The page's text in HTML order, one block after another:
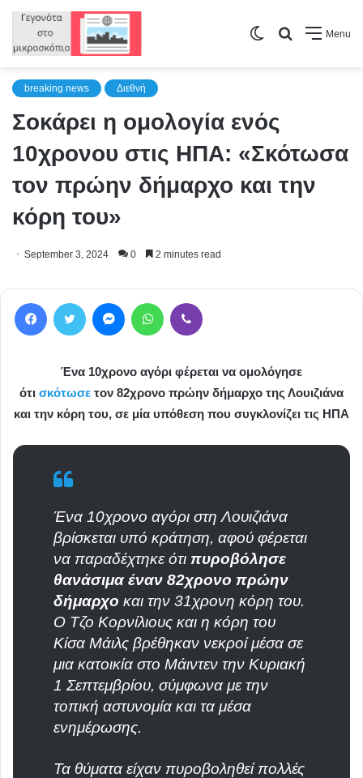
Menu
Search
Switch
breaking news Διεθνή
Σοκάρει η ομολογία ενός
10χρονου στις ΗΠΑ: «Σκότωσα
τον πρώην δήμαρχο και την
κόρη του»
September 3, 2024 0 2 minutes read
Ένα 10χρονο αγόρι φέρεται να ομολόγησε
ότι σκότωσε τον 82χρονο πρώην δήμαρχο της Λουιζιάνα
και την κόρη του, σε μία υπόθεση που συγκλονίζει τις ΗΠΑ
Ένα 10χρονο αγόρι στη Λουιζιάνα
βρίσκεται υπό κράτηση, αφού φέρεται
να παραδέχτηκε ότι πυροβόλησε
θανάσιμα έναν 82χρονο πρώην
δήμαρχο και την 31χρονη κόρη του.
Ο Τζο Κορνίλιους και η κόρη του
Kίσα Μάιλς βρέθηκαν νεκροί μέσα σε
μια κατοικία στο Mάιντεν την Κυριακή
1 Σεπτεμβρίου, σύμφωνα με την
τοπική αστυνομία και τα μέσα
ενημέρωσης.
Τα θύματα είχαν πυροβοληθεί πολλές